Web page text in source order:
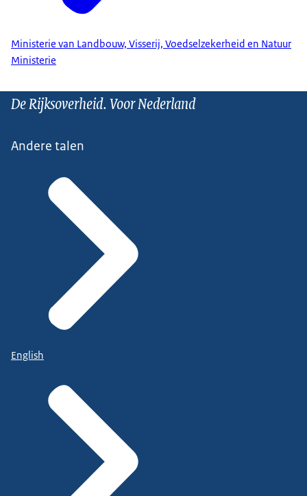
Ministerie van Landbouw, Visserij, Voedselzekerheid en Natuur
Ministerie
De Rijksoverheid. Voor Nederland
Andere talen
English